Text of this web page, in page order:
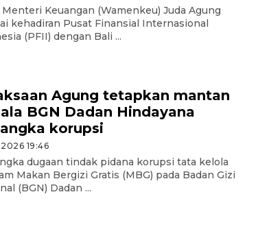
Keuangan (Wamenkeu) Juda Agung
kehadiran Pusat Finansial Internasional
(PFII) dengan Bali ...
Agung tetapkan mantan
BGN Dadan Hindayana
korupsi
19:46
dugaan tindak pidana korupsi tata kelola
Makan Bergizi Gratis (MBG) pada Badan Gizi
(BGN) Dadan ...